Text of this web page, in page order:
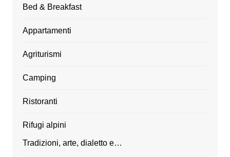
Bed & Breakfast
Appartamenti
Agriturismi
Camping
Ristoranti
Rifugi alpini
Tradizioni, arte, dialetto e…